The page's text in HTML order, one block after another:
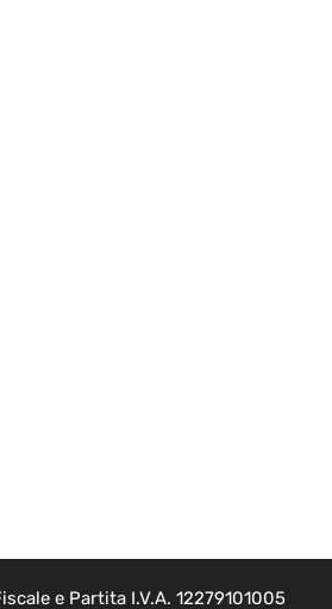
e Partita I.V.A. 12279101005